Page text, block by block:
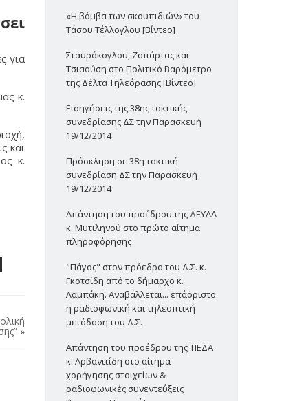
για
κ.
και
κ.
»
«Η βόμβα των σκουπιδιών» του
Τάσου Τέλλογλου [Βίντεο]
Σταυράκογλου, Ζαπάρτας και
Τσιαούση στο Πολιτικό Βαρόμετρο
της Δέλτα Τηλεόρασης [Βίντεο]
Εισηγήσεις της 38ης τακτικής
συνεδρίασης ΔΣ την Παρασκευή
19/12/2014
Πρόσκληση σε 38η τακτική
συνεδρίαση ΔΣ την Παρασκευή
19/12/2014
Απάντηση του προέδρου της ΔΕΥΑΑ
κ. Μυτιληνού στο πρώτο αίτημα
πληροφόρησης
"Πάγος" στον πρόεδρο του Δ.Σ. κ.
Γκοτσίδη από το δήμαρχο κ.
Λαμπάκη. Αναβάλλεται... επ΄αόριστο
η ραδιοφωνική και τηλεοπτική
μετάδοση του Δ.Σ.
Απάντηση του προέδρου της ΤΙΕΔΑ
κ. Αρβανιτίδη στο αίτημα
χορήγησης στοιχείων &
ραδιοφωνικές συνεντεύξεις